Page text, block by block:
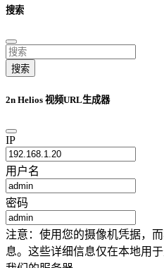
搜索
搜索
2n Helios 视频URL生成器
IP
用户名
密码
注意：使用您的摄像机凭据，
息。这些详细信息仅在本地用